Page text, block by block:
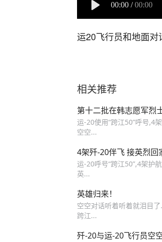
00:00 / 00:00
运20飞行员和地面
相关推荐
第十二批在韩志愿军烈
运-20使用“跨江50”呼号,4
空空...
4架歼-20伴飞 接英烈
运-20呼号“跨江50”,4架护
英...
英雄归来！
空空对话听着听着就泪目
跨江...
歼-20与运-20飞行员空空